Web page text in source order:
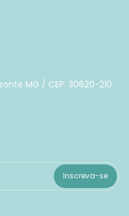
MG / CEP: 30620-210